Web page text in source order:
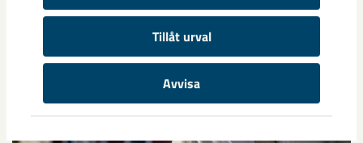
Tillåt urval
Avvisa